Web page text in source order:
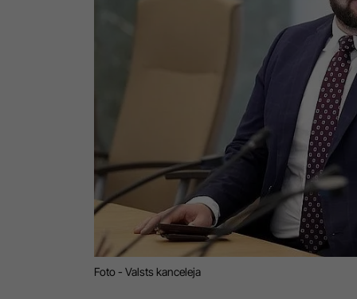
Foto - Valsts kanceleja